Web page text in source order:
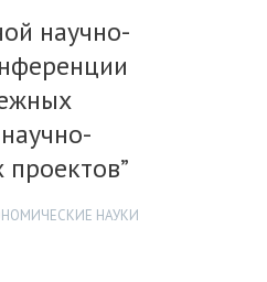
научно-
НАУКИ